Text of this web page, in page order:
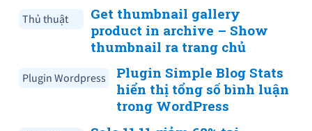
Thủ thuật
Get thumbnail gallery
product in archive – Show
thumbnail ra trang chủ
Plugin Wordpress
Plugin Simple Blog Stats
hiển thị tổng số bình luận
trong WordPress